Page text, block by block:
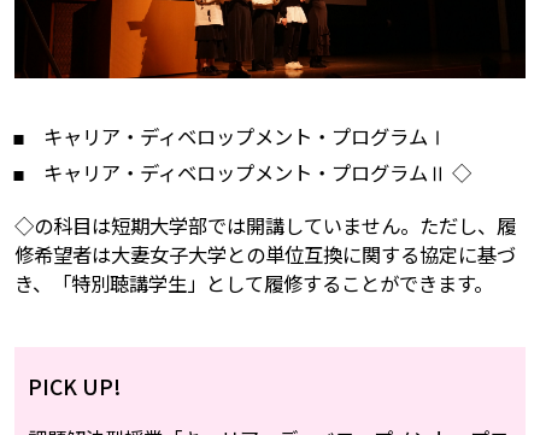
キャリア・ディベロップメント・プログラムⅠ
キャリア・ディベロップメント・プログラムⅡ ◇
◇の科目は短期大学部では開講していません。ただし、履
修希望者は大妻女子大学との単位互換に関する協定に基づ
き、「特別聴講学生」として履修することができます。
PICK UP!